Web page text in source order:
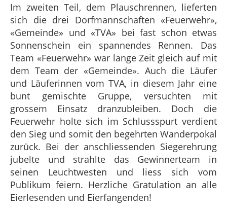
Im zweiten Teil, dem Plauschrennen, lieferten
sich die drei Dorfmannschaften «Feuerwehr»,
«Gemeinde» und «TVA» bei fast schon etwas
Sonnenschein ein spannendes Rennen. Das
Team «Feuerwehr» war lange Zeit gleich auf mit
dem Team der «Gemeinde». Auch die Läufer
und Läuferinnen vom TVA, in diesem Jahr eine
bunt gemischte Gruppe, versuchten mit
grossem Einsatz dranzubleiben. Doch die
Feuerwehr holte sich im Schlussspurt verdient
den Sieg und somit den begehrten Wanderpokal
zurück. Bei der anschliessenden Siegerehrung
jubelte und strahlte das Gewinnerteam in
seinen Leuchtwesten und liess sich vom
Publikum feiern. Herzliche Gratulation an alle
Eierlesenden und Eierfangenden!